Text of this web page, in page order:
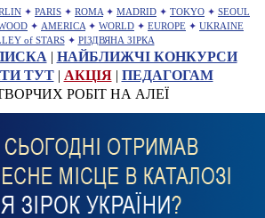
✦ PARIS ✦ ROMA ✦ MADRID ✦ TOKYO ✦ SEOUL
✦ AMERICA ✦ WORLD ✦ EUROPE ✦ UKRAINE
of STARS ✦ РІЗДВЯНА ЗІРКА
| НАЙБЛИЖЧІ КОНКУРСИ
ТУТ| АКЦІЯ| ПЕДАГОГАМ
РОБІТ НА АЛЕЇ